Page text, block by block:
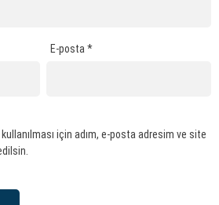
E-posta*
için adım, e-posta adresim ve site